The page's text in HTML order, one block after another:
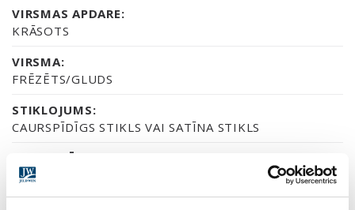
VIRSMAS APDARE:
KRĀSOTS
VIRSMA:
FRĒZĒTS/GLUDS
STIKLOJUMS:
CAURSPĪDĪGS STIKLS VAI SATĪNA STIKLS
SERTIFIKĀTS:
70% PEFC